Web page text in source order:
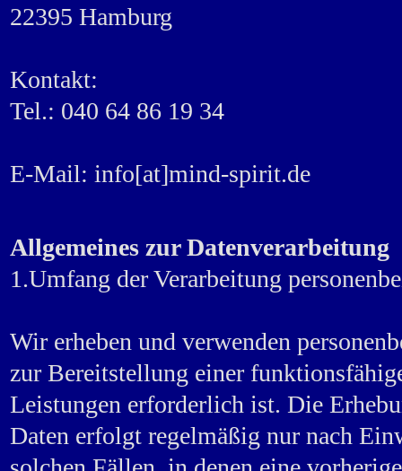
22395 Hamburg
Kontakt:
Tel.: 040 64 86 19 34
E-Mail: info[at]mind-spirit.de
Allgemeines zur Datenverarbeitung
1.Umfang der Verarbeitung
Wir erheben und verwenden
zur Bereitstellung einer
Leistungen erforderlich ist. Die
Daten erfolgt regelmäßig nur nach